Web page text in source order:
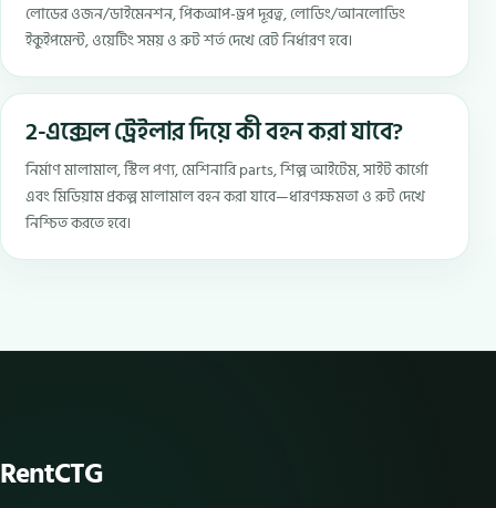
লোডের ওজন/ডাইমেনশন, পিকআপ-ড্রপ দূরত্ব, লোডিং/আনলোডিং
ইকুইপমেন্ট, ওয়েটিং সময় ও রুট শর্ত দেখে রেট নির্ধারণ হবে।
2-এক্সেল ট্রেইলার দিয়ে কী বহন করা যাবে?
নির্মাণ মালামাল, স্টিল পণ্য, মেশিনারি parts, শিল্প আইটেম, সাইট কার্গো
এবং মিডিয়াম প্রকল্প মালামাল বহন করা যাবে—ধারণক্ষমতা ও রুট দেখে
নিশ্চিত করতে হবে।
RentCTG